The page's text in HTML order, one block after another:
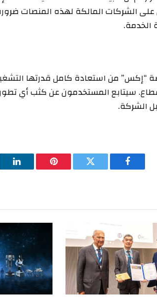
الشركات المالكة لهذه المنصات ضرورة
الخدمة.
من استعادة كامل قدرتها
سيتابع المستخدمون عن كثب أي
الشركة.
فيسبوك تويتر بينتيريست